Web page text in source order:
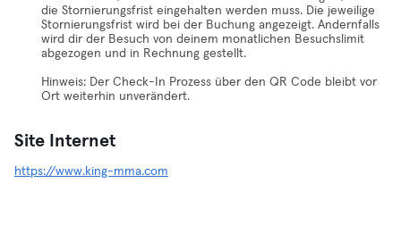
die Stornierungsfrist eingehalten werden muss. Die jeweilige
Stornierungsfrist wird bei der Buchung angezeigt. Andernfalls
wird dir der Besuch von deinem monatlichen Besuchslimit
abgezogen und in Rechnung gestellt.
Hinweis: Der Check-In Prozess über den QR Code bleibt vor
Ort weiterhin unverändert.
Site Internet
https://www.king-mma.com